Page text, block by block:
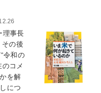
理事長
の後
令和の
コメ
を解
につ